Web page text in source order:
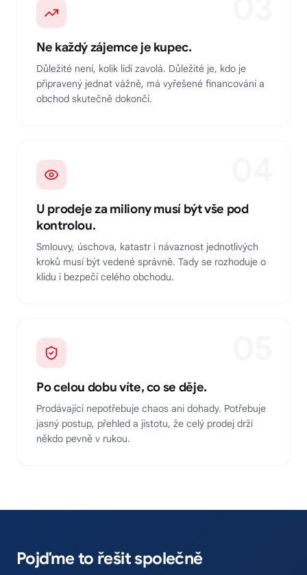
Ne každý zájemce je kupec.
Důležité není, kolik lidí zavolá. Důležité je, kdo je
připravený jednat vážně, má vyřešené financování a
obchod skutečně dokončí.
U prodeje za miliony musí být vše pod
kontrolou.
Smlouvy, úschova, katastr i návaznost jednotlivých
kroků musí být vedené správně. Tady se rozhoduje o
klidu i bezpečí celého obchodu.
Po celou dobu víte, co se děje.
Prodávající nepotřebuje chaos ani dohady. Potřebuje
jasný postup, přehled a jistotu, že celý prodej drží
někdo pevně v rukou.
Pojďme to řešit společně